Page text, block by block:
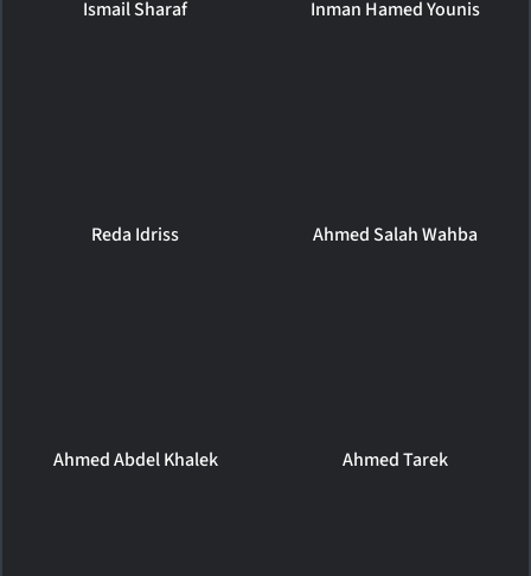
Ismail Sharaf Inman Hamed Younis
Reda Idriss Ahmed Salah Wahba
Ahmed Abdel Khalek Ahmed Tarek